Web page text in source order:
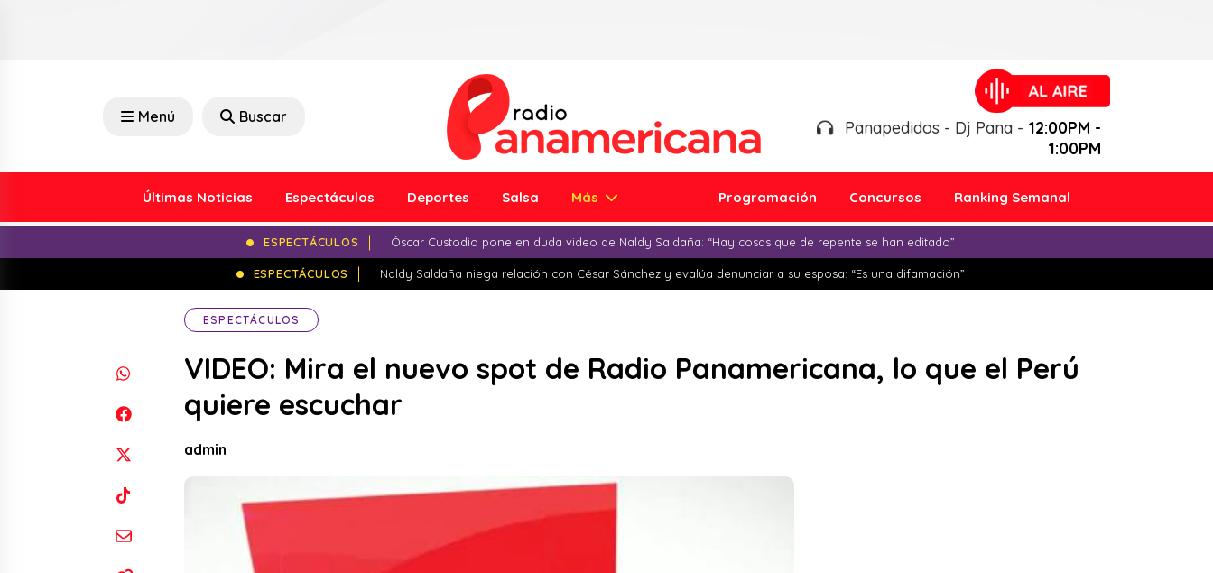
Menú Buscar
Panapedidos - Dj Pana - 12:00PM -
1:00PM
Últimas Noticias Espectáculos Deportes Salsa Más Programación Concursos Ranking Semanal
ESPECTÁCULOS Óscar Custodio pone en duda video de Naldy Saldaña: “Hay cosas que de repente se han editado”
ESPECTÁCULOS Naldy Saldaña niega relación con César Sánchez y evalúa denunciar a su esposa: “Es una difamación”
ESPECTÁCULOS
VIDEO: Mira el nuevo spot de Radio Panamericana, lo que el Perú
quiere escuchar
admin